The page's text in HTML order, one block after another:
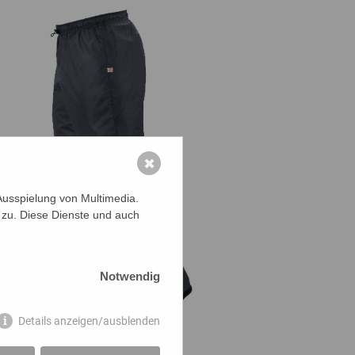
von Multimedia.
Diese Dienste und auch
Notwendig
Details anzeigen/ausblenden
✖